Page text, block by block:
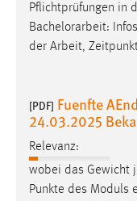
Pflichtprüfungen in
Bachelorarbeit:
der Arbeit,
[PDF] Fuenfte
24.03.2025
Relevanz:
wobei das Gewicht
Punkte des Moduls